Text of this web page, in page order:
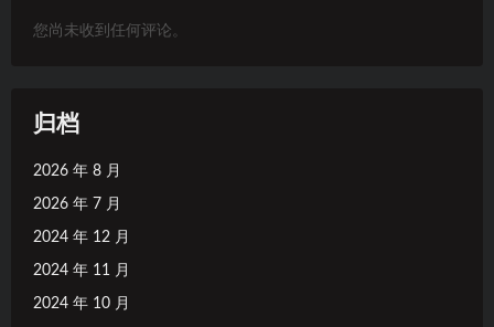
您尚未收到任何评论。
归档
2026 年 8 月
2026 年 7 月
2024 年 12 月
2024 年 11 月
2024 年 10 月